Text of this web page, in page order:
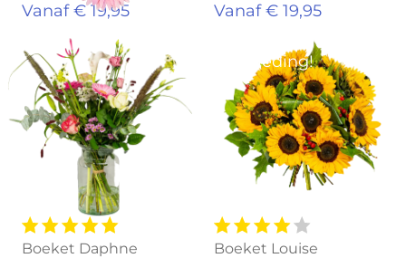
Vanaf € 19,95 Vanaf € 19,95
Boeket Daphne
Aanbieding!
Boeket Louise